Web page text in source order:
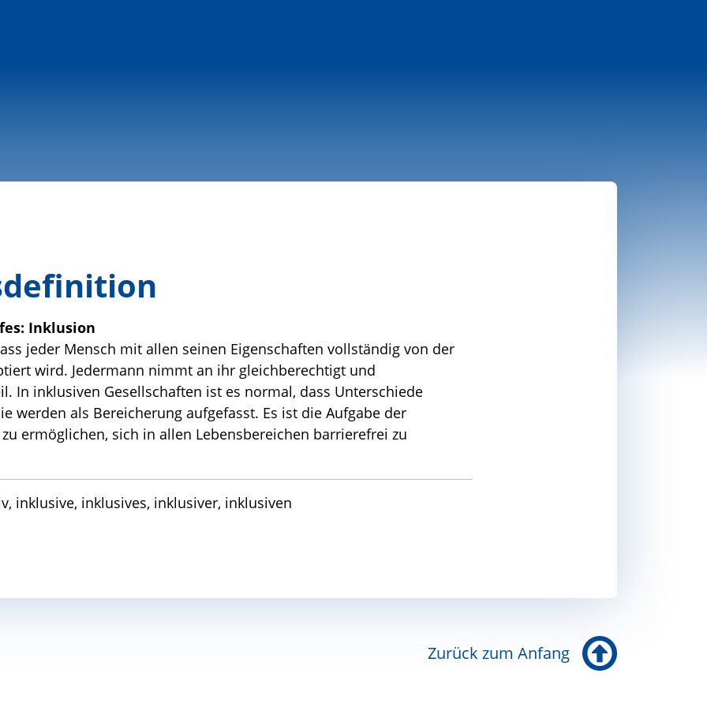
Inklusion
jeder Mensch mit allen seinen Eigenschaften vollständig von der
wird. Jedermann nimmt an ihr gleichberechtigt und
In inklusiven Gesellschaften ist es normal, dass Unterschiede
werden als Bereicherung aufgefasst. Es ist die Aufgabe der
ermöglichen, sich in allen Lebensbereichen barrierefrei zu
inklusive, inklusives, inklusiver, inklusiven
Zurück zum Anfang